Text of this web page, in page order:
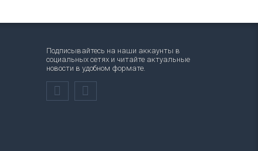
Подписывайтесь на наши аккаунты в
социальных сетях и читайте актуальные
новости в удобном формате.